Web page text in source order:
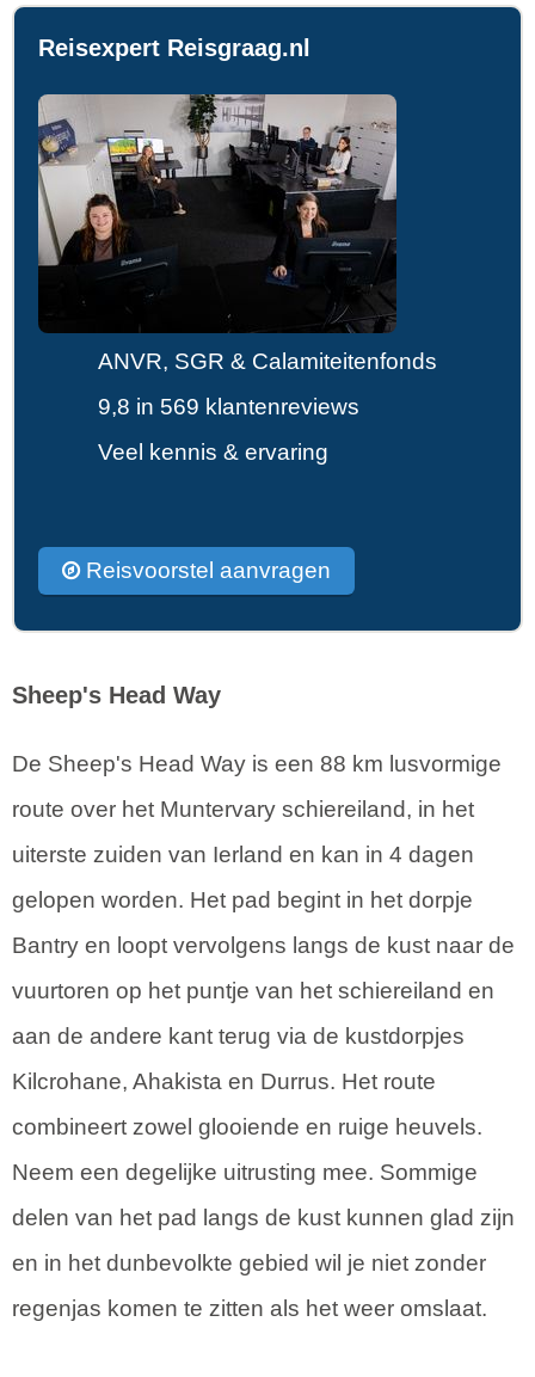
Reisexpert Reisgraag.nl
ANVR, SGR & Calamiteitenfonds
9,8 in 569 klantenreviews
Veel kennis & ervaring
Reisvoorstel aanvragen
Sheep's Head Way
De Sheep's Head Way is een 88 km lusvormige
route over het Muntervary schiereiland, in het
uiterste zuiden van Ierland en kan in 4 dagen
gelopen worden. Het pad begint in het dorpje
Bantry en loopt vervolgens langs de kust naar de
vuurtoren op het puntje van het schiereiland en
aan de andere kant terug via de kustdorpjes
Kilcrohane, Ahakista en Durrus. Het route
combineert zowel glooiende en ruige heuvels.
Neem een degelijke uitrusting mee. Sommige
delen van het pad langs de kust kunnen glad zijn
en in het dunbevolkte gebied wil je niet zonder
regenjas komen te zitten als het weer omslaat.